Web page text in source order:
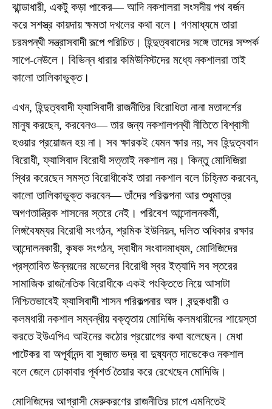
ঝান্ডাধারী, একটু কড়া পাকের— আদি নকশালরা সংসদীয় পথ বর্জন
করে সশস্ত্র কায়দায় ক্ষমতা দখলের কথা বলে। গণমাধ্যমে তারা
চরমপন্থী সন্ত্রাসবাদী রূপে পরিচিত। হিন্দুত্ববাদের সঙ্গে তাদের সম্পর্ক
সাপে-নেউলে। বিভিন্ন ধারার কমিউনিস্টদের মধ্যে নকশালরা তাই
কালো তালিকাভুক্ত।
এখন, হিন্দুত্ববাদী ফ্যাসিবাদী রাজনীতির বিরোধিতা নানা মতাদর্শের
মানুষ করছেন, করবেনও— তার জন্য নকশালপন্থী নীতিতে বিশ্বাসী
হওয়ার প্রয়োজন হয় না। সব ক্ষারকই যেমন ক্ষার নয়, সব হিন্দুত্ববাদ
বিরোধী, ফ্যাসিবাদ বিরোধী সত্তাই নকশাল নয়। কিন্তু মোদিজিরা
স্থির করেছেন সমস্ত বিরোধীকেই তারা নকশাল বলে চিহ্নিত করবেন,
কালো তালিকাভুক্ত করবেন— তাঁদের পরিকল্পনা আর শুধুমাত্র
অগণতান্ত্রিক শাসনের স্তরে নেই। পরিবেশ আন্দোলনকর্মী,
লিঙ্গবৈষম্যর বিরোধী সংগঠন, শ্রমিক ইউনিয়ন, দলিত অধিকার রক্ষার
আন্দোলনকারী, কৃষক সংগঠন, স্বাধীন সংবাদমাধ্যম, মোদিজিদের
প্রস্তাবিত উন্নয়নের মডেলের বিরোধী স্বর ইত্যাদি সব স্তরের
সামাজিক রাজনৈতিক বিরোধীকে একই পংক্তিতে নিয়ে আসাটা
নিশ্চিতভাবেই ফ্যাসিবাদী শাসন পরিকল্পনার অঙ্গ। বন্দুকধারী ও
কলমধারী নকশাল সম্বন্ধীয় বক্তৃতায় মোদিজি কলমধারীদের শায়েস্তা
করতে ইউএপিএ আইনের কঠোর প্রয়োগের কথা বলেছেন। মেধা
পাটেকর বা অপূর্বানন্দ বা সুজাত ভদ্র বা দুষ্যন্ত দাভেকেও নকশাল
বলে জেলে ঢোকাবার পূর্বশর্ত তৈয়ার করে রেখেছেন মোদিজি।
মোদিজিদের আগ্রাসী মেরুকরণের রাজনীতির চাপে এমনিতেই